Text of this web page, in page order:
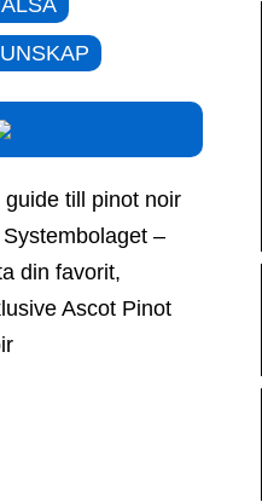
guide till pinot noir
Systembolaget –
din favorit,
Ascot Pinot